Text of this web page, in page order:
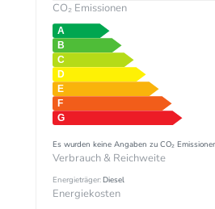
CO₂ Emissionen
Es wurden keine Angaben zu CO₂
Verbrauch & Reichweite
Energieträger:Diesel
Energiekosten